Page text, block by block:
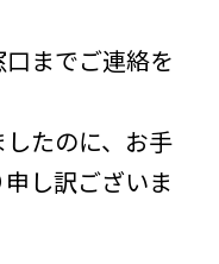
までご連絡を
たのに、お手
し訳ございま